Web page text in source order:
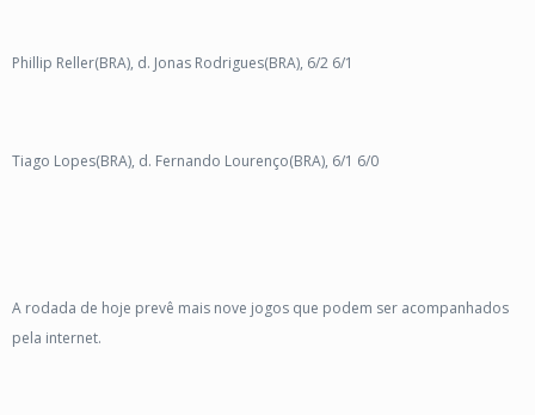
Phillip Reller(BRA), d. Jonas Rodrigues(BRA), 6/2 6/1
Tiago Lopes(BRA), d. Fernando Lourenço(BRA), 6/1 6/0
A rodada de hoje prevê mais nove jogos que podem ser acompanhados
pela internet.